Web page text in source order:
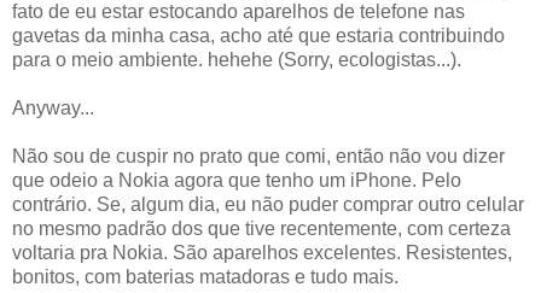
fato de eu estar estocando aparelhos de telefone nas
gavetas da minha casa, acho até que estaria contribuindo
para o meio ambiente. hehehe (Sorry, ecologistas...).
Anyway...
Não sou de cuspir no prato que comi, então não vou dizer
que odeio a Nokia agora que tenho um iPhone. Pelo
contrário. Se, algum dia, eu não puder comprar outro celular
no mesmo padrão dos que tive recentemente, com certeza
voltaria pra Nokia. São aparelhos excelentes. Resistentes,
bonitos, com baterias matadoras e tudo mais.